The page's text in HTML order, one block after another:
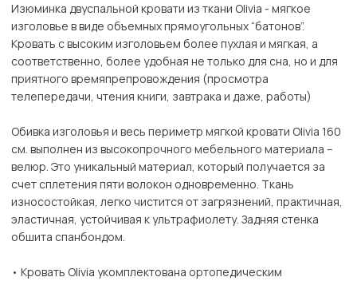
Изюминка двуспальной кровати из ткани Olivia - мягкое
изголовье в виде объемных прямоугольных “батонов”.
Кровать с высоким изголовьем более пухлая и мягкая, а
соответственно, более удобная не только для сна, но и для
приятного времяпрепровождения (просмотра
телепередачи, чтения книги, завтрака и даже, работы)
Обивка изголовья и весь периметр мягкой кровати Olivia 160
см. выполнен из высокопрочного мебельного материала –
велюр. Это уникальный материал, который получается за
счет сплетения пяти волокон одновременно. Ткань
износостойкая, легко чистится от загрязнений, практичная,
эластичная, устойчивая к ультрафиолету. Задняя стенка
обшита спанбондом.
• Кровать Olivia укомплектована ортопедическим